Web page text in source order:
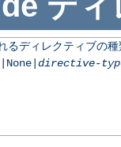
るディレクティブの種
directive-